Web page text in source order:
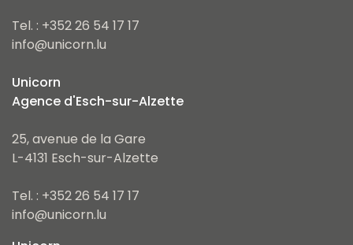
Tel. : +352 26 54 17 17
info@unicorn.lu
Unicorn
Agence d'Esch-sur-Alzette
25, avenue de la Gare
L-4131 Esch-sur-Alzette
Tel. : +352 26 54 17 17
info@unicorn.lu